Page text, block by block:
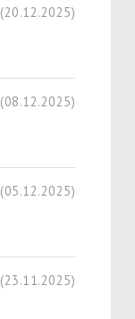
(20.12.2025)
(08.12.2025)
(05.12.2025)
(23.11.2025)